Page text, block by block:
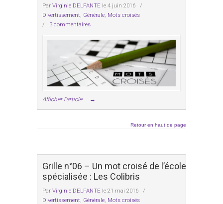
Par Virginie DELFANTE le 4 juin 2016
/
Divertissement, Générale, Mots croisés
/ 3 commentaires
Afficher l'article... →
Retour en haut de page
Grille n°06 – Un mot croisé de l’école
spécialisée : Les Colibris
Par Virginie DELFANTE le 21 mai 2016
/
Divertissement Générale Mots croisés